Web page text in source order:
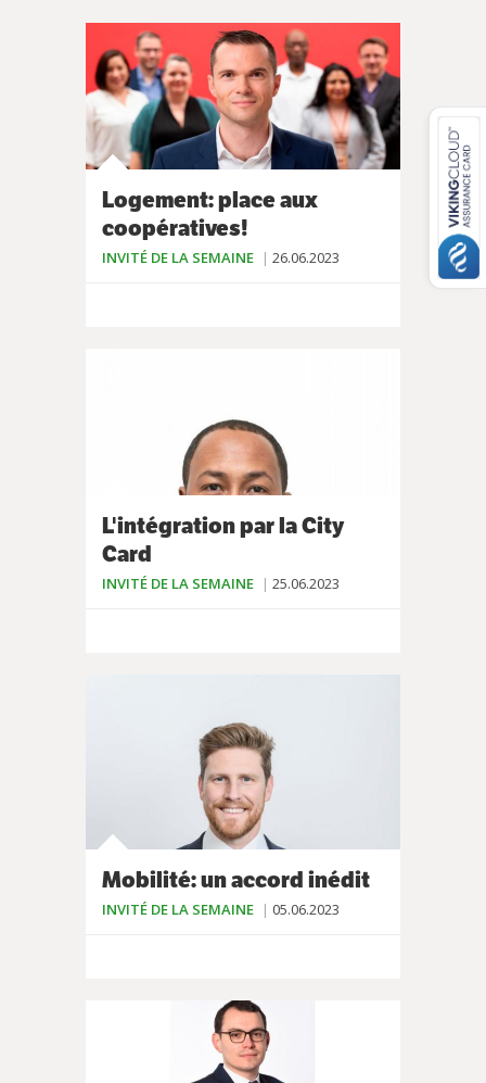
Logement: place aux
coopératives!
INVITÉ DE LA SEMAINE 26.06.2023
L'intégration par la City
Card
INVITÉ DE LA SEMAINE 25.06.2023
Mobilité: un accord inédit
INVITÉ DE LA SEMAINE 05.06.2023